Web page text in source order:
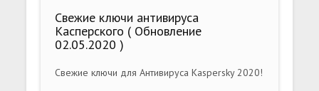
Свежие ключи антивируса
Касперского ( Обновление
02.05.2020 )
Свежие ключи для Антивируса Kaspersky 2020!